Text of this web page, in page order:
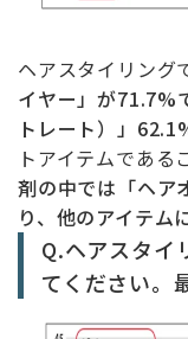
ヘアスタイリング
イヤー」が71.7%
トレート）」
トアイテムである
剤の中では「ヘア
り、他のアイテム
Q.ヘアスタイ
てください。